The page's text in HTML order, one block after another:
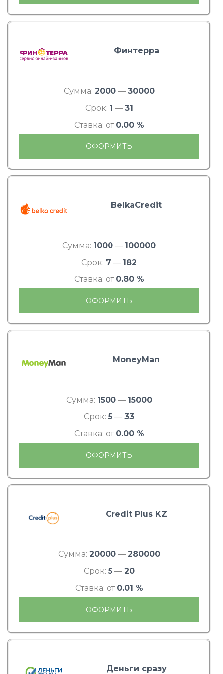
Финтерра
Сумма: 2000— 30000
Срок: 1 — 31
Ставка: от 0.00 %
ОФОРМИТЬ
BelkaCredit
Сумма: 1000 — 100000
Срок: 7 — 182
Ставка: от 0.80 %
ОФОРМИТЬ
MoneyMan
Сумма: 1500— 15000
Срок: 5 — 33
Ставка: от 0.00 %
ОФОРМИТЬ
Credit Plus KZ
Сумма: 20000— 280000
Срок: 5— 20
Ставка: от 0.01 %
ОФОРМИТЬ
Деньги сразу